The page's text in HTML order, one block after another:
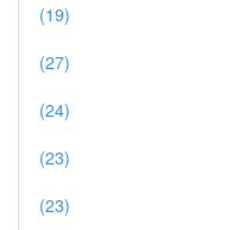
(19)
(27)
(24)
(23)
(23)